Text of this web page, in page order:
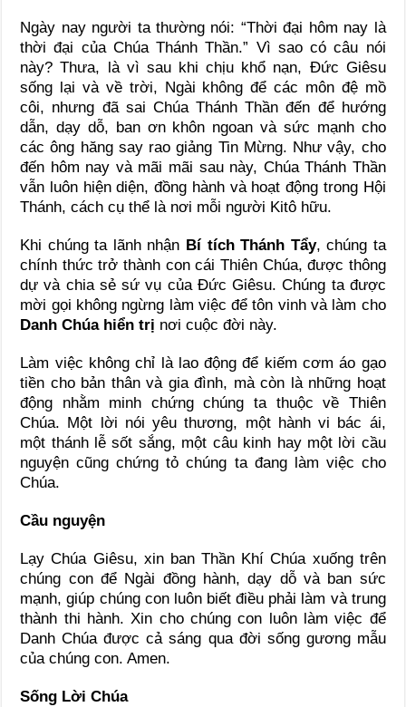
Ngày nay người ta thường nói: “Thời đại hôm nay là
thời đại của Chúa Thánh Thần.” Vì sao có câu nói
này? Thưa, là vì sau khi chịu khổ nạn, Đức Giêsu
sống lại và về trời, Ngài không để các môn đệ mồ
côi, nhưng đã sai Chúa Thánh Thần đến để hướng
dẫn, dạy dỗ, ban ơn khôn ngoan và sức mạnh cho
các ông hăng say rao giảng Tin Mừng. Như vậy, cho
đến hôm nay và mãi mãi sau này, Chúa Thánh Thần
vẫn luôn hiện diện, đồng hành và hoạt động trong Hội
Thánh, cách cụ thể là nơi mỗi người Kitô hữu.
Khi chúng ta lãnh nhận Bí tích Thánh Tẩy, chúng ta
chính thức trở thành con cái Thiên Chúa, được thông
dự và chia sẻ sứ vụ của Đức Giêsu. Chúng ta được
mời gọi không ngừng làm việc để tôn vinh và làm cho
Danh Chúa hiển trị nơi cuộc đời này.
Làm việc không chỉ là lao động để kiếm cơm áo gạo
tiền cho bản thân và gia đình, mà còn là những hoạt
động nhằm minh chứng chúng ta thuộc về Thiên
Chúa. Một lời nói yêu thương, một hành vi bác ái,
một thánh lễ sốt sắng, một câu kinh hay một lời cầu
nguyện cũng chứng tỏ chúng ta đang làm việc cho
Chúa.
Cầu nguyện
Lạy Chúa Giêsu, xin ban Thần Khí Chúa xuống trên
chúng con để Ngài đồng hành, dạy dỗ và ban sức
mạnh, giúp chúng con luôn biết điều phải làm và trung
thành thi hành. Xin cho chúng con luôn làm việc để
Danh Chúa được cả sáng qua đời sống gương mẫu
của chúng con. Amen.
Sống Lời Chúa